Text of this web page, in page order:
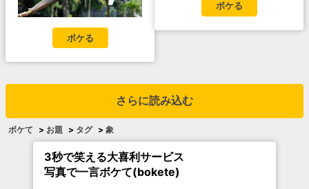
ボケる
ボケる
さらに読み込む
ボケて > お題 > タグ > 象
3秒で笑える大喜利サービス
写真で一言ボケて(bokete)